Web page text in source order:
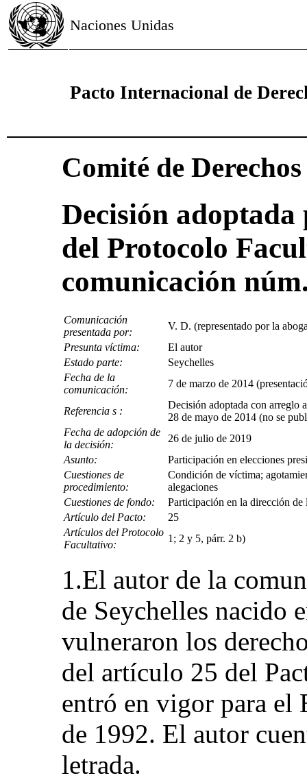
Naciones Unidas
Pacto Internacional de
Comité de
Decisión
del Protocolo
comunicación
Comunicación
presentada por:
V. D. (representado por la
Presunta víctima:
El autor
Estado parte:
Seychelles
Fecha de la
comunicación:
7 de marzo de 2014
Referencia s :
Decisión adoptada con arreglo
28 de mayo de 2014 (no se
Fecha de adopción de
la decisión:
26 de julio de 2019
Asunto:
Participación en elecciones
Cuestiones de
procedimiento:
Condición de víctima;
alegaciones
Cuestiones de fondo:
Participación en la dirección de
Artículo del Pacto:
25
Artículos del Protocolo
Facultativo:
1; 2 y 5, párr. 2 b)
1.El autor de la
de Seychelles nacido
vulneraron los
del artículo 25 del
entró en vigor para el
de 1992. El autor
letrada.